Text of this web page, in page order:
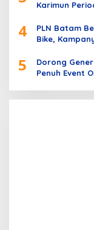
Karimun
4
PLN Batam
Bike,
5
Dorong
Penuh Event